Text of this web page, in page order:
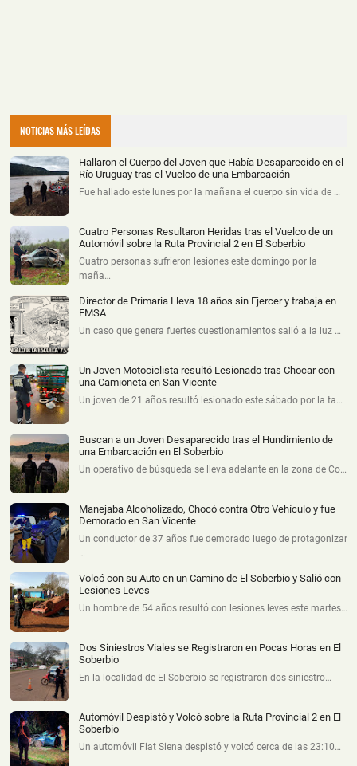
NOTICIAS MÁS LEÍDAS
Hallaron el Cuerpo del Joven que Había Desaparecido en el
Río Uruguay tras el Vuelco de una Embarcación
Fue hallado este lunes por la mañana el cuerpo sin vida de …
Cuatro Personas Resultaron Heridas tras el Vuelco de un
Automóvil sobre la Ruta Provincial 2 en El Soberbio
Cuatro personas sufrieron lesiones este domingo por la
maña…
Director de Primaria Lleva 18 años sin Ejercer y trabaja en
EMSA
Un caso que genera fuertes cuestionamientos salió a la luz …
Un Joven Motociclista resultó Lesionado tras Chocar con
una Camioneta en San Vicente
Un joven de 21 años resultó lesionado este sábado por la ta…
Buscan a un Joven Desaparecido tras el Hundimiento de
una Embarcación en El Soberbio
Un operativo de búsqueda se lleva adelante en la zona de Co…
Manejaba Alcoholizado, Chocó contra Otro Vehículo y fue
Demorado en San Vicente
Un conductor de 37 años fue demorado luego de protagonizar
…
Volcó con su Auto en un Camino de El Soberbio y Salió con
Lesiones Leves
Un hombre de 54 años resultó con lesiones leves este martes…
Dos Siniestros Viales se Registraron en Pocas Horas en El
Soberbio
En la localidad de El Soberbio se registraron dos siniestro…
Automóvil Despistó y Volcó sobre la Ruta Provincial 2 en El
Soberbio
Un automóvil Fiat Siena despistó y volcó cerca de las 23:10…